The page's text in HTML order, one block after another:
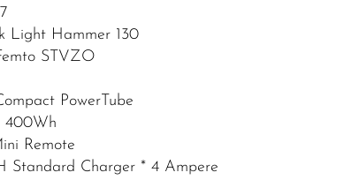
Light Hammer 130
STVZO
PowerTube
400Wh
Remote
Standard Charger * 4 Ampere